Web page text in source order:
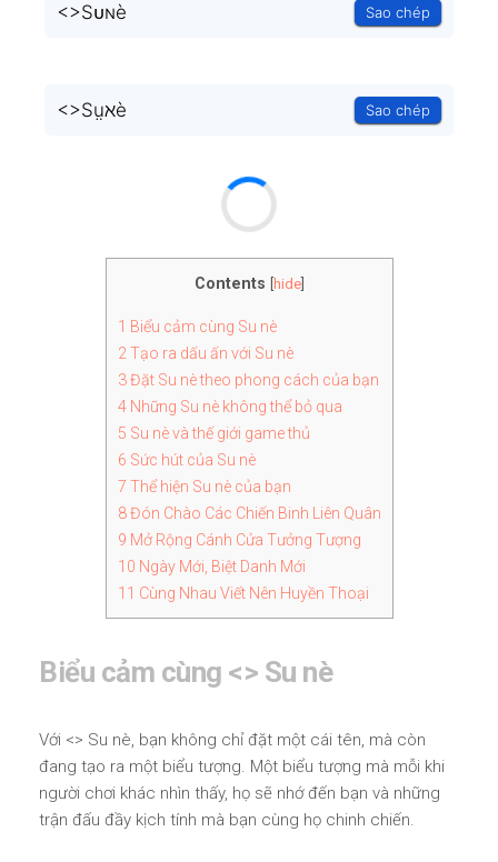
<>Sᴜɴè Sao chép
<>Sṳℵè Sao chép
Contents hide]
1 Biểu cảm cùng Su nè
2Tạo ra dấu ấn với Su nè
3Đặt Su nè theo phong cách của bạn
4Những Su nè không thể bỏ qua
5 Su nè và thế giới game thủ
6 Sức hút của Su nè
7 Thể hiện Su nè của bạn
8Đón Chào Các Chiến Binh Liên Quân
9 Mở Rộng Cánh Cửa Tưởng Tượng
10 Ngày Mới, Biệt Danh Mới
11 Cùng Nhau Viết Nên Huyền Thoại
Biểu cảm cùng <> Su nè
Với <> Su nè, bạn không chỉ đặt một cái tên, mà còn
đang tạo ra một biểu tượng. Một biểu tượng mà mỗi khi
người chơi khác nhìn thấy, họ sẽ nhớ đến bạn và những
trận đấu đầy kịch tính mà bạn cùng họ chinh chiến.